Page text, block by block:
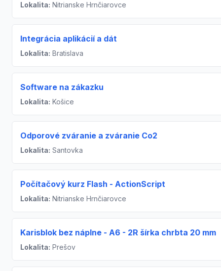
Lokalita: Nitrianske Hrnčiarovce
Integrácia aplikácií a dát
Lokalita: Bratislava
Software na zákazku
Lokalita: Košice
Odporové zváranie a zváranie Co2
Lokalita: Santovka
Počítačový kurz Flash - ActionScript
Lokalita: Nitrianske Hrnčiarovce
Karisblok bez náplne - A6 - 2R šírka chrbta 20 mm
Lokalita: Prešov